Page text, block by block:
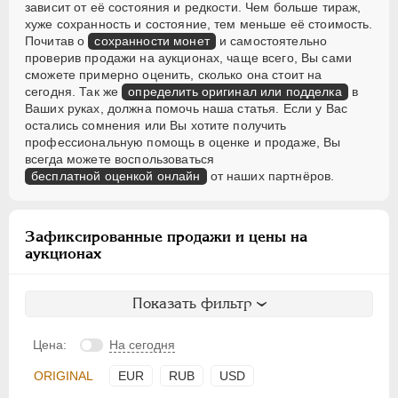
зависит от её состояния и редкости. Чем больше тираж,
хуже сохранность и состояние, тем меньше её стоимость.
Почитав о сохранности монет и самостоятельно
проверив продажи на аукционах, чаще всего, Вы сами
сможете примерно оценить, сколько она стоит на
сегодня. Так же определить оригинал или подделка в
Ваших руках, должна помочь наша статья. Если у Вас
остались сомнения или Вы хотите получить
профессиональную помощь в оценке и продаже, Вы
всегда можете воспользоваться
бесплатной оценкой онлайн от наших партнёров.
Зафиксированные продажи и цены на
аукционах
Показать фильтр
Цена: На сегодня
ORIGINAL EUR RUB USD